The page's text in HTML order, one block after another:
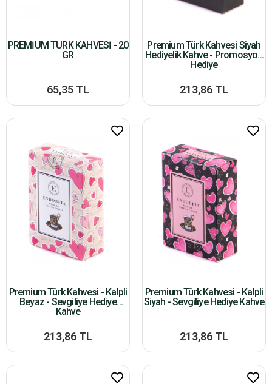
PREMİUM TÜRK KAHVESİ - 20
GR
65,35 TL
Premium Türk Kahvesi Siyah
Hediyelik Kahve - Promosyon
Hediye
213,86 TL
Premium Türk Kahvesi - Kalpli
Beyaz - Sevgiliye Hediye
Kahve
213,86 TL
Premium Türk Kahvesi - Kalpli
Siyah - Sevgiliye Hediye Kahve
213,86 TL